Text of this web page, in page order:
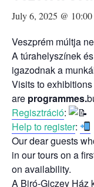
July 6, 2025 @ 10:00
Veszprém múltja
A túrahelyszínek
igazodnak a
Visits to
are programmes.
Regisztráció:
Help to register:
Our dear guests
in our tours on a
on availability.
A Biró-Giczey Ház